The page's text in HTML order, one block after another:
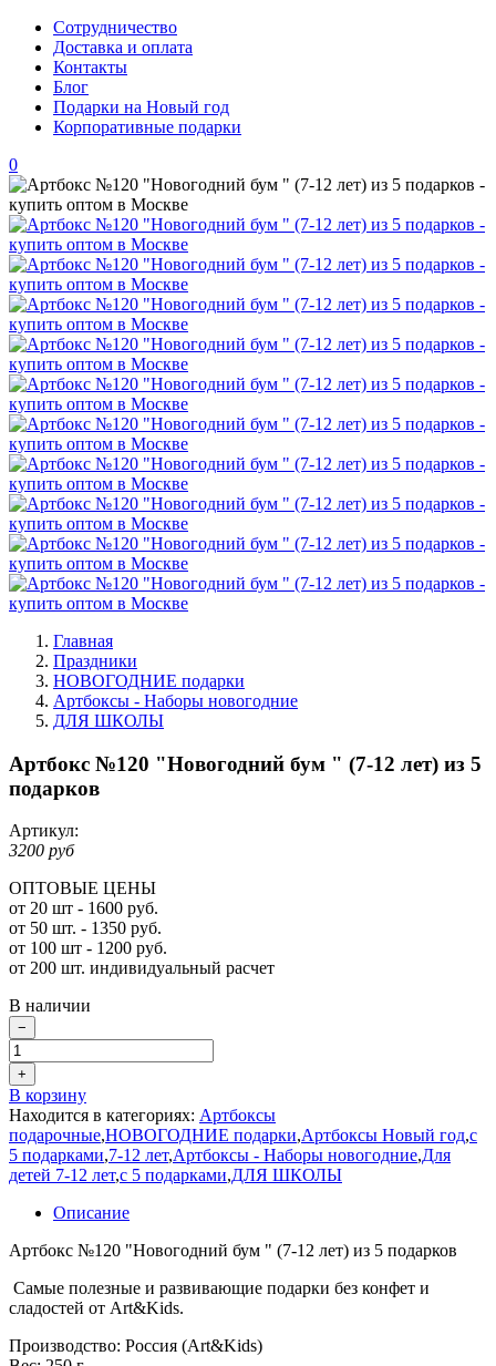
Сотрудничество
Доставка и оплата
Контакты
Блог
Подарки на Новый год
Корпоративные подарки
0
Главная
Праздники
НОВОГОДНИЕ подарки
Артбоксы - Наборы новогодние
ДЛЯ ШКОЛЫ
Артбокс №120 "Новогодний бум " (7-12 лет) из 5
подарков
Артикул:
3200 руб
ОПТОВЫЕ ЦЕНЫ
от 20 шт - 1600 руб.
от 50 шт. - 1350 руб.
от 100 шт - 1200 руб.
от 200 шт. индивидуальный расчет
В наличии
−
+
В корзину
Находится в категориях: Артбоксы
подарочные,НОВОГОДНИЕ подарки,Артбоксы Новый год,с
5 подарками,7-12 лет,Артбоксы - Наборы новогодние,Для
детей 7-12 лет,с 5 подарками,ДЛЯ ШКОЛЫ
Описание
Артбокс №120 "Новогодний бум " (7-12 лет) из 5 подарков
Самые полезные и развивающие подарки без конфет и
сладостей от Art&Kids.
Производство: Россия (Art&Kids)